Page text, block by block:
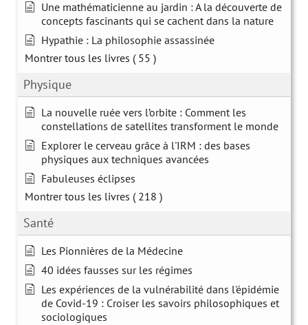
Une mathématicienne au jardin : A la découverte de
concepts fascinants qui se cachent dans la nature
Hypathie : La philosophie assassinée
Montrer tous les livres ( 55 )
Physique
La nouvelle ruée vers l’orbite : Comment les
constellations de satellites transforment le monde
Explorer le cerveau grâce à l'IRM : des bases
physiques aux techniques avancées
Fabuleuses éclipses
Montrer tous les livres ( 218 )
Santé
Les Pionnières de la Médecine
40 idées fausses sur les régimes
Les expériences de la vulnérabilité dans l'épidémie
de Covid-19 : Croiser les savoirs philosophiques et
sociologiques